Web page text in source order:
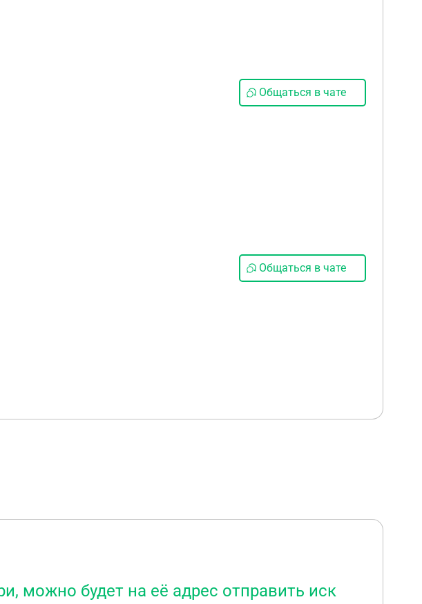
Общаться в чате
Общаться в чате
можно будет на её адрес отправить иск